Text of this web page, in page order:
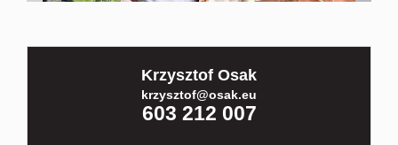
Krzysztof Osak
krzysztof@osak.eu
603 212 007